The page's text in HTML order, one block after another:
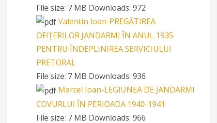
File size: 7 MB Downloads: 972
Valentin Ioan-PREGĂTIREA
OFIȚERILOR JANDARMI ÎN ANUL 1935
PENTRU ÎNDEPLINIREA SERVICIULUI
PRETORAL
File size: 7 MB Downloads: 936
Marcel Ioan-LEGIUNEA DE JANDARMI
COVURLUI ÎN PERIOADA 1940-1941
File size: 7 MB Downloads: 966